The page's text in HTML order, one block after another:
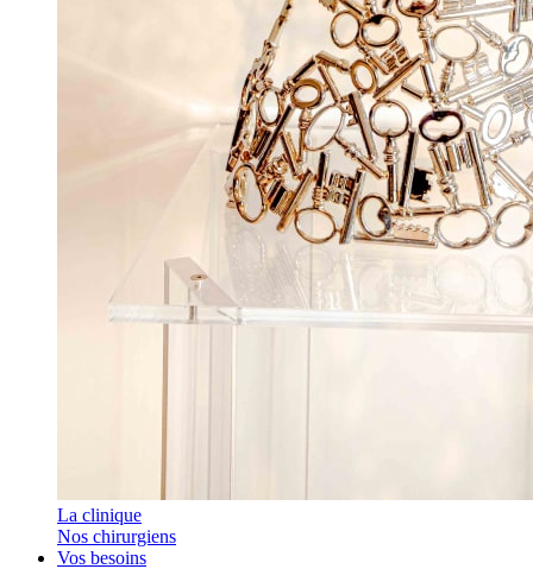
La clinique
Nos chirurgiens
Vos besoins